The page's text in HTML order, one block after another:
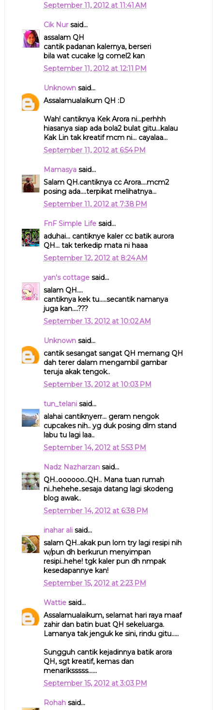
September 11, 2012 at 11:41 AM
Cik Nursaid...
assalam QH
cantik padanan kalernya, berseri
bila wat cucake lg comel2 kan
September 11, 2012 at 12:11 PM
Unknownsaid...
Assalamualaikum QH :D
Wah! cantiknya Kek Arora ni...perhhh
hiasanya siap ada bola2 bulat gitu...kalau
Kak Lin tak kreatif mcm ni... cayalaa...
September 11, 2012 at 6:54 PM
Mamasyasaid...
Salam QH.cantiknya cc Arora....mcm2
posing ada....terpikat melihatnya...
September 11, 2012 at 7:38 PM
FnF Simple Lifesaid...
aduhai... cantiknye kaler cc batik aurora
QH... tak terkedip mata ni haaa
September 12, 2012 at 8:24 AM
yan's cottagesaid...
salam QH....
cantiknya kek tu.....secantik namanya
juga kan....???
September 13, 2012 at 10:02 AM
Unknownsaid...
cantik sesangat sangat QH memang QH
dah terer dalam mengambil gambar
teruja akak tengok..
September 13, 2012 at 10:03 PM
tun_telanisaid...
alahai cantiknyerr... geram nengok
cupcakes nih.. yg duk posing dlm stand
labu tu lagi laa..
September 14, 2012 at 5:53 PM
Nadz Nazharzansaid...
QH..oooooo..QH.. Mana tuan rumah
ni..hehehe..sesaja datang lagi skodeng
blog awak..
September 14, 2012 at 6:38 PM
inahar alisaid...
salam QH..akak pun lom try lagi resipi nih
w/pun dh berkurun menyimpan
resipi..hehe! tgk kaler pun dh nmpak
kesedapannye kan!
September 15, 2012 at 2:23 PM
Wattiesaid...
Assalamualaikum, selamat hari raya maaf
zahir dan batin buat QH sekeluarga.
Lamanya tak jenguk ke sini, rindu gitu.....
Sungguh cantik kejadinnya batik arora
QH, sgt kreatif, kemas dan
menariksssss......
September 15, 2012 at 3:03 PM
Rohahsaid...